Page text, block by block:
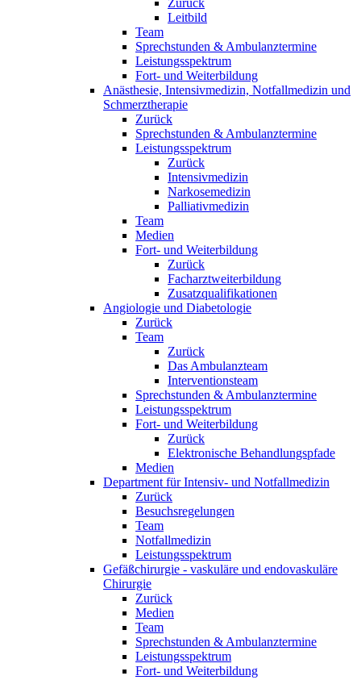
Zurück
Leitbild
Team
Sprechstunden & Ambulanztermine
Leistungsspektrum
Fort- und Weiterbildung
Anästhesie, Intensivmedizin, Notfallmedizin und
Schmerztherapie
Zurück
Sprechstunden & Ambulanztermine
Leistungsspektrum
Zurück
Intensivmedizin
Narkosemedizin
Palliativmedizin
Team
Medien
Fort- und Weiterbildung
Zurück
Facharztweiterbildung
Zusatzqualifikationen
Angiologie und Diabetologie
Zurück
Team
Zurück
Das Ambulanzteam
Interventionsteam
Sprechstunden & Ambulanztermine
Leistungsspektrum
Fort- und Weiterbildung
Zurück
Elektronische Behandlungspfade
Medien
Department für Intensiv- und Notfallmedizin
Zurück
Besuchsregelungen
Team
Notfallmedizin
Leistungsspektrum
Gefäßchirurgie - vaskuläre und endovaskuläre
Chirurgie
Zurück
Medien
Team
Sprechstunden & Ambulanztermine
Leistungsspektrum
Fort- und Weiterbildung